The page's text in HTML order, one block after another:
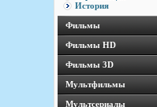
История
Фильмы
Фильмы HD
Фильмы 3D
Мультфильмы
Мультсериалы